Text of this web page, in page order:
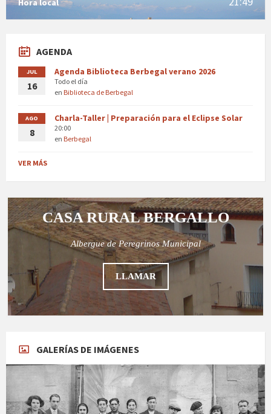
Hora local
AGENDA
JUL
16
Agenda Biblioteca Berbegal verano 2026
Todo el día
en Biblioteca de Berbegal
AGO
8
Charla-Taller | Preparación para el Eclipse Solar
20:00
en Berbegal
VER MÁS
CASA RURAL BERGALLO
Albergue de Peregrinos Municipal
LLAMAR
GALERÍAS DE IMÁGENES